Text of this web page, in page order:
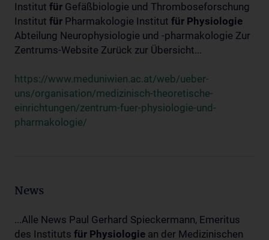
Institut für Gefäßbiologie und Thromboseforschung
Institut für Pharmakologie Institut für Physiologie
Abteilung Neurophysiologie und -pharmakologie Zur
Zentrums-Website Zurück zur Übersicht...
https://www.meduniwien.ac.at/web/ueber-
uns/organisation/medizinisch-theoretische-
einrichtungen/zentrum-fuer-physiologie-und-
pharmakologie/
News
...Alle News Paul Gerhard Spieckermann, Emeritus
des Instituts für Physiologie an der Medizinischen